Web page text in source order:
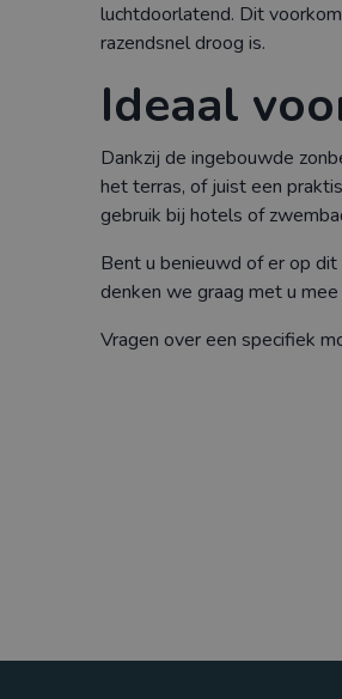
luchtdoorlatend. Dit
razendsnel droog is.
Ideaal
Dankzij de ingebouwde
het terras, of juist een
gebruik bij hotels of
Bent u benieuwd of er op
denken we graag met u
Vragen over een specifiek